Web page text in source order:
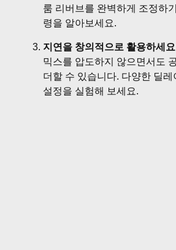
룸 리버브를 완벽하게 조정하
령을 알아보세요.
지연을 창의적으로 활용하세요
믹스를 압도하지 않으면서도
더할 수 있습니다. 다양한 딜레
설정을 실험해 보세요.